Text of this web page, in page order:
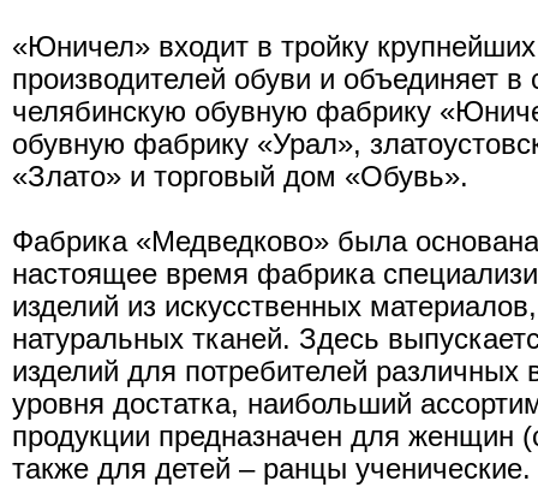
«Юничел» входит в тройку крупнейших
производителей обуви и объединяет в
челябинскую обувную фабрику
обувную фабрику «Урал»,
«Злато» и торговый дом «Обувь».
Фабрика «Медведково» была
настоящее время фабрика
изделий из искусственных
натуральных тканей. Здесь
изделий для потребителей различных
уровня достатка, наибольший
продукции предназначен для женщин
также для детей – ранцы ученические.